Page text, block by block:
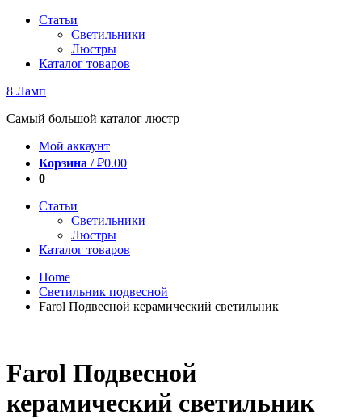
Перейти
содержимому
Статьи
Светильники
Люстры
Каталог товаров
8 Ламп
Самый большой каталог люстр
Мой аккаунт
Корзина /₽0.00
0
Статьи
Светильники
Люстры
Каталог товаров
Home
Светильник подвесной
Farol Подвесной керамический светильник
Farol Подвесной
керамический светильник